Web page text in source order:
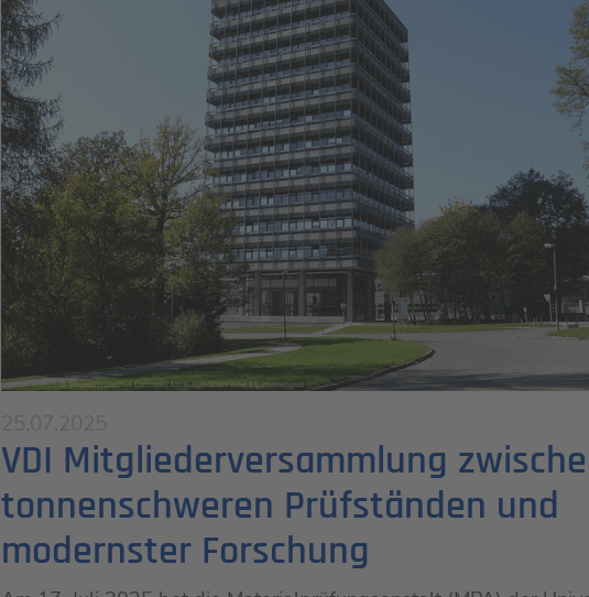
VDI Mitgliederversammlung
tonnenschweren Prüfständen und
modernster Forschung